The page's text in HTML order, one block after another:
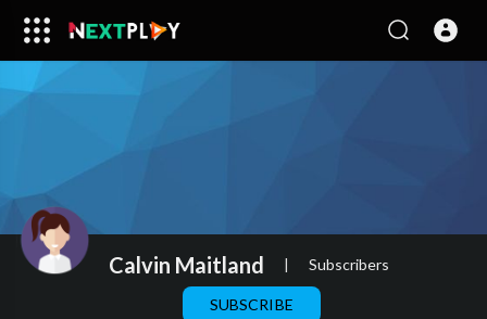
Calvin Maitland | Subscribers
SUBSCRIBE